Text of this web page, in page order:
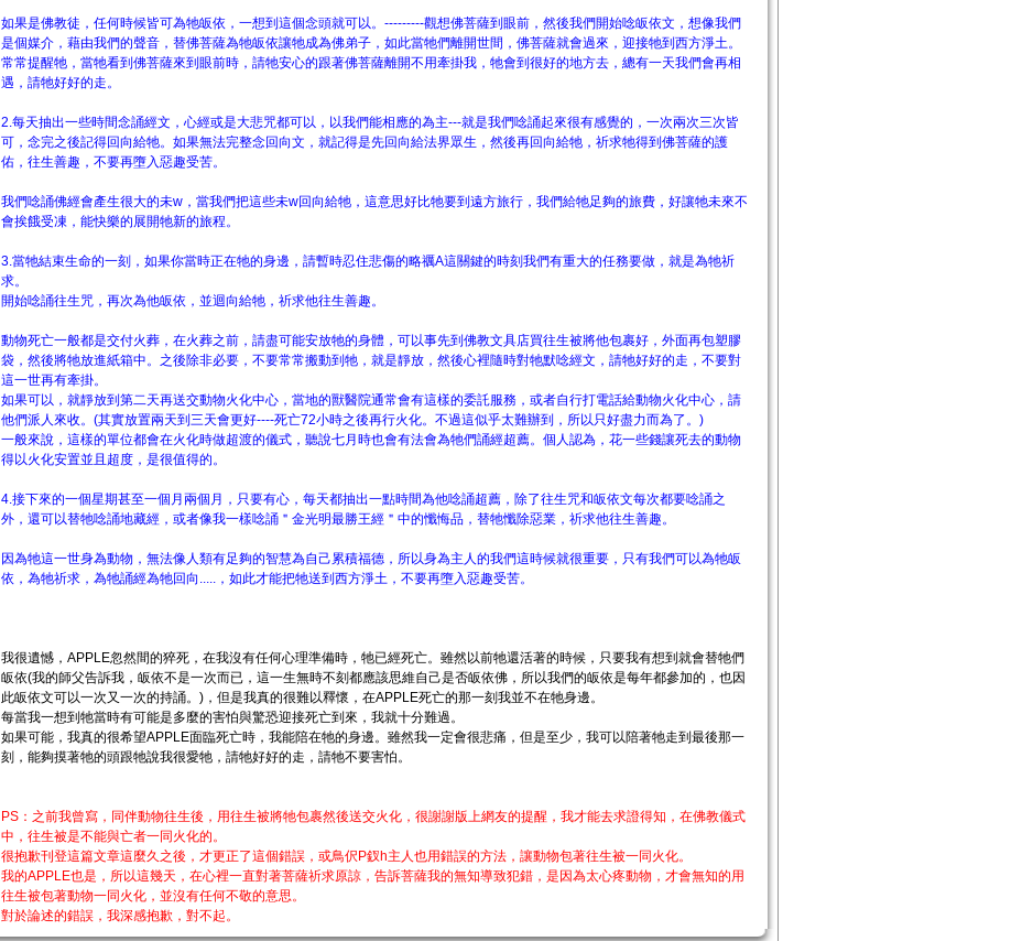
如果是佛教徒，任何時候皆可為牠皈依，一想到這個念頭就可以。---------觀想佛菩薩到眼前，然後我們開始唸皈依文，想像我們
是個媒介，藉由我們的聲音，替佛菩薩為牠皈依讓牠成為佛弟子，如此當牠們離開世間，佛菩薩就會過來，迎接牠到西方淨土。
常常提醒牠，當牠看到佛菩薩來到眼前時，請牠安心的跟著佛菩薩離開不用牽掛我，牠會到很好的地方去，總有一天我們會再相
遇，請牠好好的走。
2.每天抽出一些時間念誦經文，心經或是大悲咒都可以，以我們能相應的為主---就是我們唸誦起來很有感覺的，一次兩次三次皆
可，念完之後記得回向給牠。如果無法完整念回向文，就記得是先回向給法界眾生，然後再回向給牠，祈求牠得到佛菩薩的護
佑，往生善趣，不要再墮入惡趣受苦。
我們唸誦佛經會產生很大的未w，當我們把這些未w回向給牠，這意思好比牠要到遠方旅行，我們給牠足夠的旅費，好讓牠未來不
會挨餓受凍，能快樂的展開牠新的旅程。
3.當牠結束生命的一刻，如果你當時正在牠的身邊，請暫時忍住悲傷的略禲A這關鍵的時刻我們有重大的任務要做，就是為牠祈
求。
開始唸誦往生咒，再次為他皈依，並迴向給牠，祈求他往生善趣。
動物死亡一般都是交付火葬，在火葬之前，請盡可能安放牠的身體，可以事先到佛教文具店買往生被將他包裹好，外面再包塑膠
袋，然後將牠放進紙箱中。之後除非必要，不要常常搬動到牠，就是靜放，然後心裡隨時對牠默唸經文，請牠好好的走，不要對
這一世再有牽掛。
如果可以，就靜放到第二天再送交動物火化中心，當地的獸醫院通常會有這樣的委託服務，或者自行打電話給動物火化中心，請
他們派人來收。(其實放置兩天到三天會更好----死亡72小時之後再行火化。不過這似乎太難辦到，所以只好盡力而為了。)
一般來說，這樣的單位都會在火化時做超渡的儀式，聽說七月時也會有法會為牠們誦經超薦。個人認為，花一些錢讓死去的動物
得以火化安置並且超度，是很值得的。
4.接下來的一個星期甚至一個月兩個月，只要有心，每天都抽出一點時間為他唸誦超薦，除了往生咒和皈依文每次都要唸誦之
外，還可以替牠唸誦地藏經，或者像我一樣唸誦＂金光明最勝王經＂中的懺悔品，替牠懺除惡業，祈求他往生善趣。
因為牠這一世身為動物，無法像人類有足夠的智慧為自己累積福德，所以身為主人的我們這時候就很重要，只有我們可以為牠皈
依，為牠祈求，為牠誦經為牠回向.....，如此才能把牠送到西方淨土，不要再墮入惡趣受苦。
我很遺憾，APPLE忽然間的猝死，在我沒有任何心理準備時，牠已經死亡。雖然以前牠還活著的時候，只要我有想到就會替牠們
皈依(我的師父告訴我，皈依不是一次而已，這一生無時不刻都應該思維自己是否皈依佛，所以我們的皈依是每年都參加的，也因
此皈依文可以一次又一次的持誦。)，但是我真的很難以釋懷，在APPLE死亡的那一刻我並不在牠身邊。
每當我一想到牠當時有可能是多麼的害怕與驚恐迎接死亡到來，我就十分難過。
如果可能，我真的很希望APPLE面臨死亡時，我能陪在牠的身邊。雖然我一定會很悲痛，但是至少，我可以陪著牠走到最後那一
刻，能夠摸著牠的頭跟牠說我很愛牠，請牠好好的走，請牠不要害怕。
PS：之前我曾寫，同伴動物往生後，用往生被將牠包裹然後送交火化，很謝謝版上網友的提醒，我才能去求證得知，在佛教儀式
中，往生被是不能與亡者一同火化的。
很抱歉刊登這篇文章這麼久之後，才更正了這個錯誤，或鳥伬P釵h主人也用錯誤的方法，讓動物包著往生被一同火化。
我的APPLE也是，所以這幾天，在心裡一直對著菩薩祈求原諒，告訴菩薩我的無知導致犯錯，是因為太心疼動物，才會無知的用
往生被包著動物一同火化，並沒有任何不敬的意思。
對於論述的錯誤，我深感抱歉，對不起。